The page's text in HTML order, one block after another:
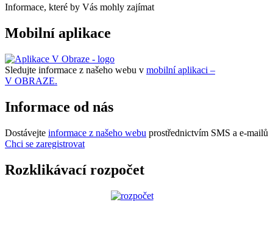
Informace, které by Vás mohly zajímat
Mobilní aplikace
Sledujte informace z našeho webu v mobilní aplikaci –
V OBRAZE.
Informace od nás
Dostávejte informace z našeho webu prostřednictvím SMS a e-mailů
Chci se zaregistrovat
Rozklikávací rozpočet